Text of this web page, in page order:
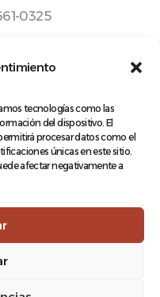
tecnologías como las
del dispositivo. El
procesar datos como el
únicas en este sitio.
afectar negativamente a
0325
133, Cuauhtémoc,